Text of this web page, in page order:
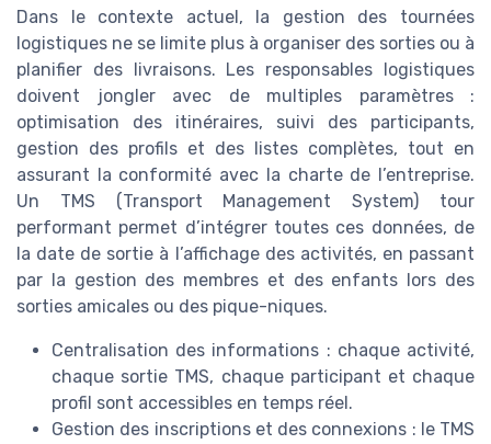
Dans le contexte actuel, la gestion des tournées
logistiques ne se limite plus à organiser des sorties ou à
planifier des livraisons. Les responsables logistiques
doivent jongler avec de multiples paramètres :
optimisation des itinéraires, suivi des participants,
gestion des profils et des listes complètes, tout en
assurant la conformité avec la charte de l’entreprise.
Un TMS (Transport Management System) tour
performant permet d’intégrer toutes ces données, de
la date de sortie à l’affichage des activités, en passant
par la gestion des membres et des enfants lors des
sorties amicales ou des pique-niques.
Centralisation des informations : chaque activité,
chaque sortie TMS, chaque participant et chaque
profil sont accessibles en temps réel.
Gestion des inscriptions et des connexions : le TMS